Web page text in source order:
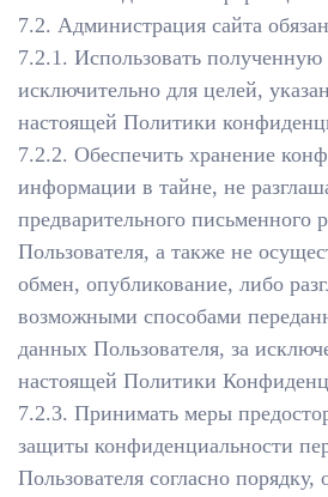
7.2. Администрация сайта
7.2.1. Использовать
исключительно для целей,
настоящей Политики
7.2.2. Обеспечить хранение
информации в тайне, не
предварительного письменного
Пользователя, а также не
обмен, опубликование, либо
возможными способами
данных Пользователя, за
настоящей Политики
7.2.3. Принимать меры
защиты конфиденциальности
Пользователя согласно порядку,